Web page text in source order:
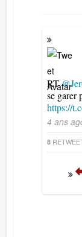
RT
se garer
https://
4 ans
8